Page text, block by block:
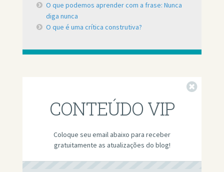
O que podemos aprender com a frase: Nunca
diga nunca
O que é uma crítica construtiva?
CONTEÚDO VIP
Coloque seu email abaixo para receber
gratuitamente as atualizações do blog!